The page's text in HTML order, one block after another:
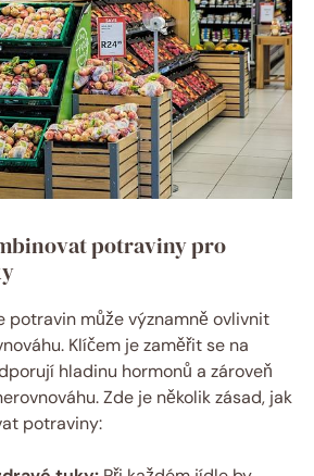
potraviny pro
potravin může významně ovlivnit
Klíčem je zaměřit se na
hladinu hormonů a zároveň
Zde je několik zásad, jak
potraviny: